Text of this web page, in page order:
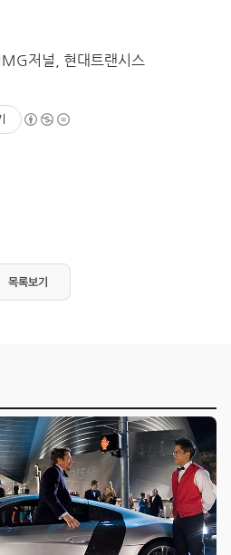
저널, 현대트랜시스
목록보기